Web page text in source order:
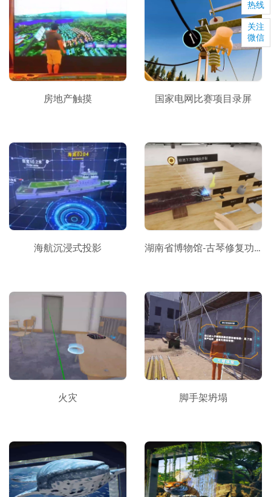
房地产触摸 国家电网比赛项目录屏
海航沉浸式投影 湖南省博物馆-古琴修复功能流程
火灾 脚手架坍塌
热线
关注
微信